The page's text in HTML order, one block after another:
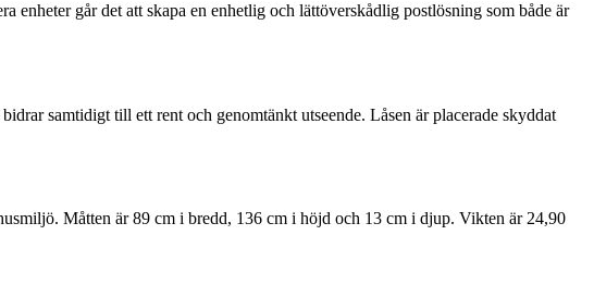
enheter går det att skapa en enhetlig och lättöverskådlig postlösning som både är
samtidigt till ett rent och genomtänkt utseende. Låsen är placerade skyddat
Måtten är 89 cm i bredd, 136 cm i höjd och 13 cm i djup. Vikten är 24,90